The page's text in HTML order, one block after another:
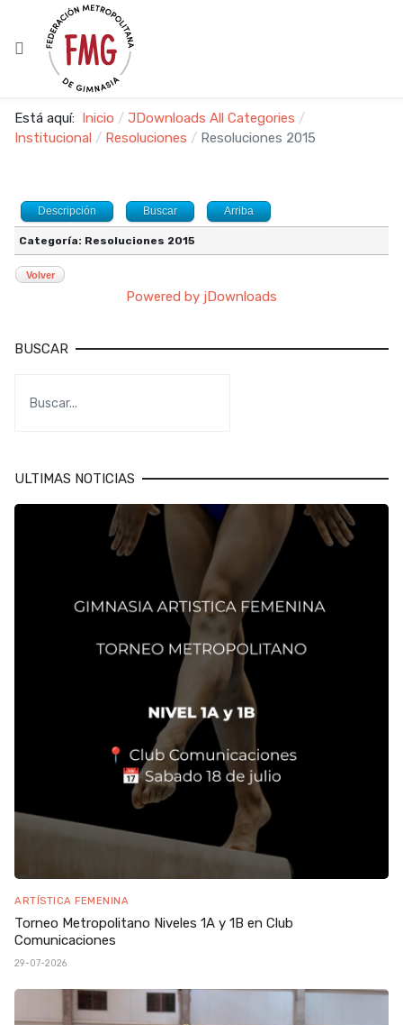
Está aquí: Inicio
JDownloads All Categories
Institucional
Resoluciones Resoluciones 2015
Descripción Buscar Arriba
Categoría: Resoluciones 2015
Volver
Powered by jDownloads
BUSCAR
ULTIMAS NOTICIAS
ARTÍSTICA FEMENINA
Torneo Metropolitano Niveles 1A y 1B en Club
Comunicaciones
29-07-2026